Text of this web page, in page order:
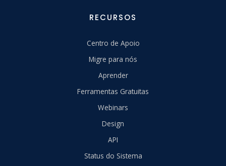
RECURSOS
Centro de Apoio
Migre para nós
Aprender
Ferramentas Gratuitas
Webinars
Design
API
Status do Sistema